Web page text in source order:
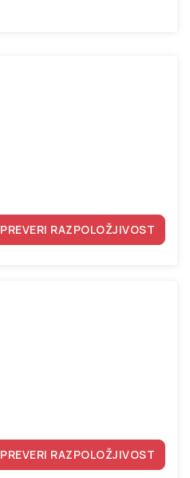
PREVERI RAZPOLOŽJIVOST
PREVERI RAZPOLOŽJIVOST